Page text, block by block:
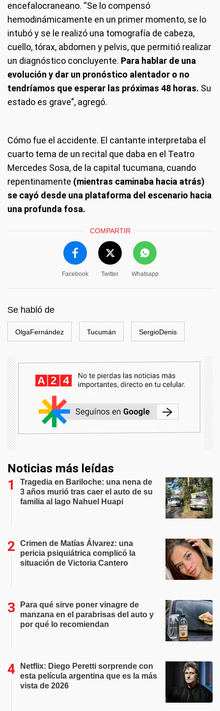
encefalocraneano. “Se lo compensó
hemodinámicamente en un primer momento, se lo
intubó y se le realizó una tomografía de cabeza,
cuello, tórax, abdomen y pelvis, que permitió realizar
un diagnóstico concluyente. Para hablar de una
evolución y dar un pronóstico alentador o no
tendríamos que esperar las próximas 48 horas. Su
estado es grave”, agregó.
Cómo fue el accidente. El cantante interpretaba el
cuarto tema de un recital que daba en el Teatro
Mercedes Sosa, de la capital tucumana, cuando
repentinamente (mientras caminaba hacia atrás)
se cayó desde una plataforma del escenario hacia
una profunda fosa.
COMPARTIR
Facebook Twitter Whatsapp
Se habló de
OlgaFernández Tucumán SergioDenis
Noticias más leídas
Tragedia en Bariloche: una nena de
3 años murió tras caer el auto de su
familia al lago Nahuel Huapi
Crimen de Matías Álvarez: una
pericia psiquiátrica complicó la
situación de Victoria Cantero
Para qué sirve poner vinagre de
manzana en el parabrisas del auto y
por qué lo recomiendan
Netflix: Diego Peretti sorprende con
esta película argentina que es la más
vista de 2026